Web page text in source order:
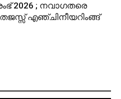
2026 ; നവാഗതരെ
എഞ്ചിനീയറിംങ്ങ്